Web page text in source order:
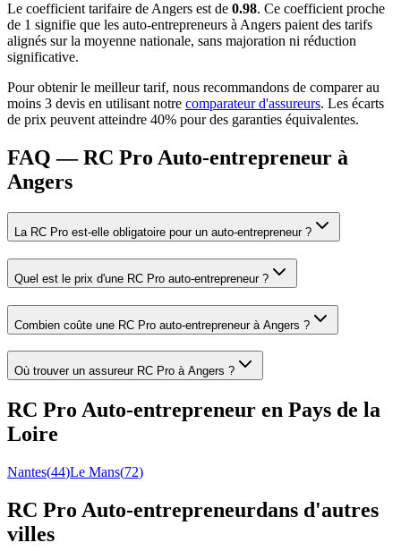
Le coefficient tarifaire de Angers est de 0.98. Ce coefficient proche
de 1 signifie que les auto-entrepreneurs à Angers paient des tarifs
alignés sur la moyenne nationale, sans majoration ni réduction
significative.
Pour obtenir le meilleur tarif, nous recommandons de comparer au
moins 3 devis en utilisant notre comparateur d'assureurs. Les écarts
de prix peuvent atteindre 40% pour des garanties équivalentes.
FAQ — RC Pro Auto-entrepreneur à
Angers
La RC Pro est-elle obligatoire pour un auto-entrepreneur ?
Quel est le prix d'une RC Pro auto-entrepreneur ?
Combien coûte une RC Pro auto-entrepreneur à Angers ?
Où trouver un assureur RC Pro à Angers ?
RC Pro Auto-entrepreneur en Pays de la
Loire
Nantes(44)Le Mans(72)
RC Pro Auto-entrepreneurdans d'autres
villes